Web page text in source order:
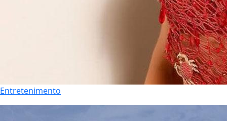
Entretenimento